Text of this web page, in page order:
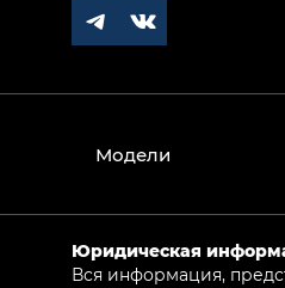
Модели
Юридическая
Вся информация,